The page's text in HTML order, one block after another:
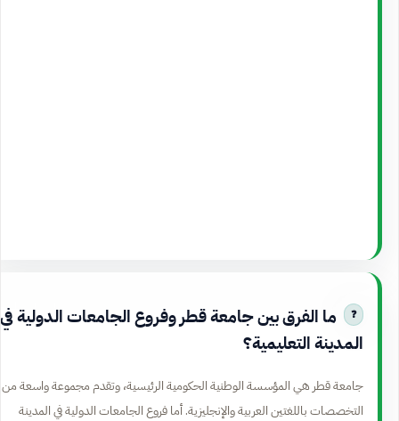
ما الفرق بين جامعة قطر وفروع الجامعات الدولية في
المدينة التعليمية؟
جامعة قطر هي المؤسسة الوطنية الحكومية الرئيسية، وتقدم مجموعة واسعة من
التخصصات باللغتين العربية والإنجليزية. أما فروع الجامعات الدولية في المدينة